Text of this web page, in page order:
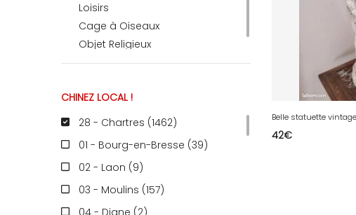
Bijoux & Accessoires
Français
Loisirs
Cage à Oiseaux
Objet Religieux
CHINEZ LOCAL !
28 - Chartres (1462)
01 - Bourg-en-Bresse (39)
02 - Laon (9)
03 - Moulins (157)
04 - Digne (2)
42€